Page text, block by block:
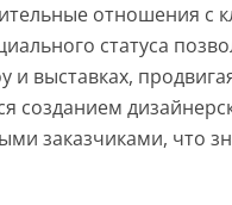
отношения с
статуса
выставках,
заказчиками, что